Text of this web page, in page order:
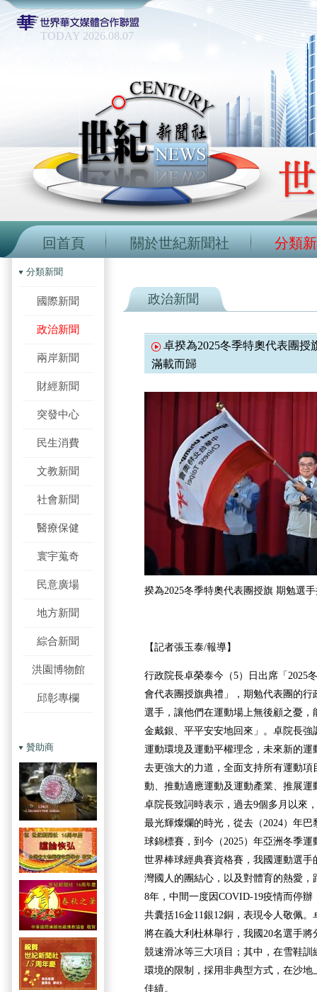
TODAY 2026.08.07
回首頁 關於世紀新聞社 分類
分類新聞
國際新聞
政治新聞
兩岸新聞
財經新聞
突發中心
民生消費
文教新聞
社會新聞
醫療保健
寰宇蒐奇
民意廣場
地方新聞
綜合新聞
洪園博物館
邱彰專欄
贊助商
政治新聞
卓揆為2025冬季特奧代表團授
滿載而歸
揆為2025冬季特奧代表團授旗 期勉選
【記者張玉泰/報導】
行政院長卓榮泰今（5）日出席「2025
會代表團授旗典禮」，期勉代表團的
選手，讓他們在運動場上無後顧之憂
金戴銀、平平安安地回來」。卓院長
運動環境及運動平權理念，未來新的
去更強大的力道，全面支持所有運動
動、推動適應運動及運動產業、推展運
卓院長致詞時表示，過去9個多月以來
最光輝燦爛的時光，從去（2024）年
球錦標賽，到今（2025）年亞洲冬季
世界棒球經典賽資格賽，我國運動選
灣國人的團結心，以及對體育的熱愛，
8年，中間一度因COVID-19疫情而停
共囊括16金11銀12銅，表現令人敬佩
將在義大利杜林舉行，我國20名選手
競速滑冰等三大項目；其中，在雪鞋
環境的限制，採用非典型方式，在沙
佳績。